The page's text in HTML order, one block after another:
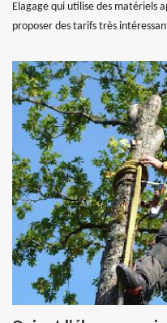
Elagage qui utilise des matériels
proposer des tarifs très